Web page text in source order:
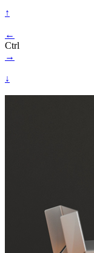
↑
←
Ctrl
→
↓